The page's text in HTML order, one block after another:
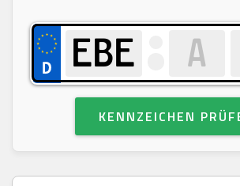
KENNZEICHEN